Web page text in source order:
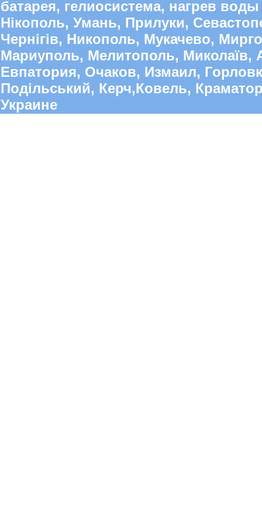
батарея, гелиосистема, нагрев
Нікополь, Умань, Прилуки,
Чернігів, Никополь, Мукачево,
Мариуполь, Мелитополь, Миколаїв,
Евпатория, Очаков, Измаил,
Подільський, Керч,Ковель,
Украине